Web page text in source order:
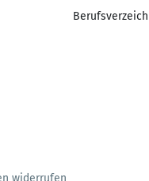
widerrufen